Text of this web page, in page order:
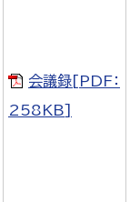
会議録[PDF：
258KB]